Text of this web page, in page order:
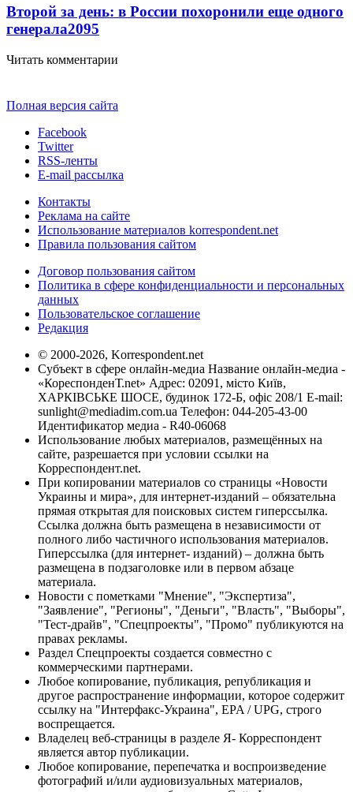
Второй за день: в России похоронили еще одного
генерала2095
Читать комментарии
Полная версия сайта
Facebook
Twitter
RSS-ленты
E-mail рассылка
Контакты
Реклама на сайте
Использование материалов korrespondent.net
Правила пользования сайтом
Договор пользования сайтом
Политика в сфере конфиденциальности и персональных
данных
Пользовательское соглашение
Редакция
© 2000-2026, Korrespondent.net
Субъект в сфере онлайн-медиа Название онлайн-медиа -
«КореспонденТ.net» Адрес: 02091, місто Київ,
ХАРКІВСЬКЕ ШОСЕ, будинок 172-Б, офіс 208/1 E-mail:
sunlight@mediadim.com.ua Телефон: 044-205-43-00
Идентификатор медиа - R40-06068
Использование любых материалов, размещённых на
сайте, разрешается при условии ссылки на
Корреспондент.net.
При копировании материалов со страницы «Новости
Украины и мира», для интернет-изданий – обязательна
прямая открытая для поисковых систем гиперссылка.
Ссылка должна быть размещена в независимости от
полного либо частичного использования материалов.
Гиперссылка (для интернет- изданий) – должна быть
размещена в подзаголовке или в первом абзаце
материала.
Новости с пометками "Мнение", "Экспертиза",
"Заявление", "Регионы", "Деньги", "Власть", "Выборы",
"Тест-драйв", "Спецпроекты", "Промо" публикуются на
правах рекламы.
Раздел Спецпроекты создается совместно с
коммерческими партнерами.
Любое копирование, публикация, републикация и
другое распространение информации, которое содержит
ссылку на "Интерфакс-Украина", EPA / UPG, строго
воспрещается.
Владелец веб-страницы в разделе Я- Корреспондент
является автор публикации.
Любое копирование, перепечатка и воспроизведение
фотографий и/или аудиовизуальных материалов,